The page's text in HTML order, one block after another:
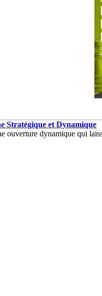
Stratégique et Dynamique
dynamique qui